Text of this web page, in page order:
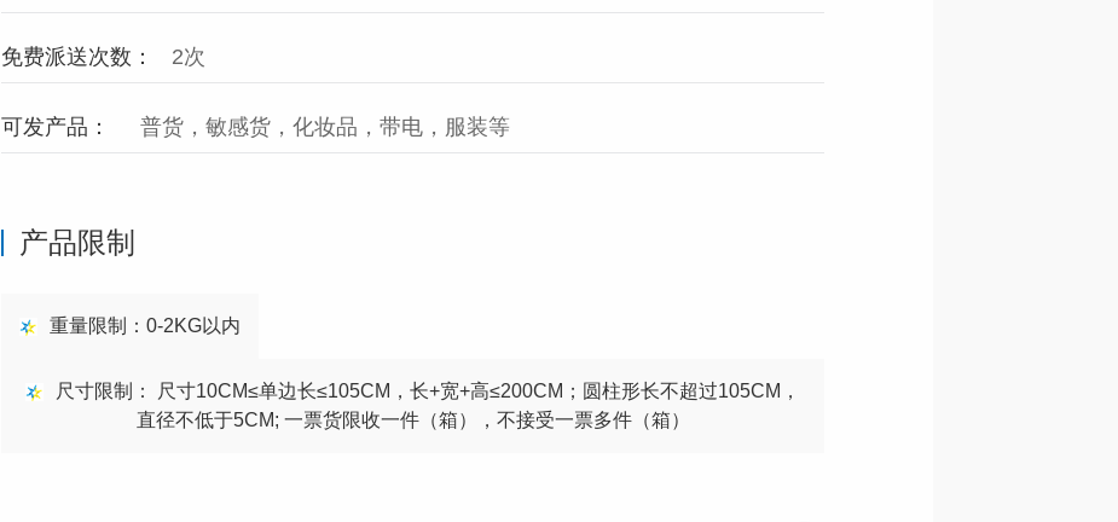
免费派送次数： 2次
可发产品： 普货，敏感货，化妆品，带电，服装等
产品限制
重量限制：0-2KG以内
尺寸限制： 尺寸10CM≤单边长≤105CM，长+宽+高≤200CM；圆柱形长不超过105CM，
直径不低于5CM; 一票货限收一件（箱），不接受一票多件（箱）